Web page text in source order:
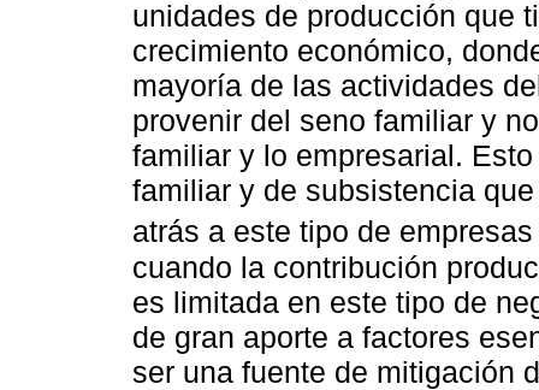
unidades de producción que
crecimiento económico,
mayoría de las actividades
provenir del seno familiar y
familiar y lo empresarial.
familiar y de subsistencia
atrás a este tipo de empresas
cuando la contribución
es limitada en este tipo de
de gran aporte a factores
ser una fuente de mitigación